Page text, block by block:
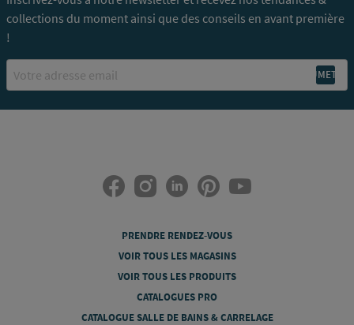
collections du moment ainsi que des conseils en avant première
!
Email
PRENDRE RENDEZ-VOUS
VOIR TOUS LES MAGASINS
VOIR TOUS LES PRODUITS
CATALOGUES PRO
CATALOGUE SALLE DE BAINS & CARRELAGE